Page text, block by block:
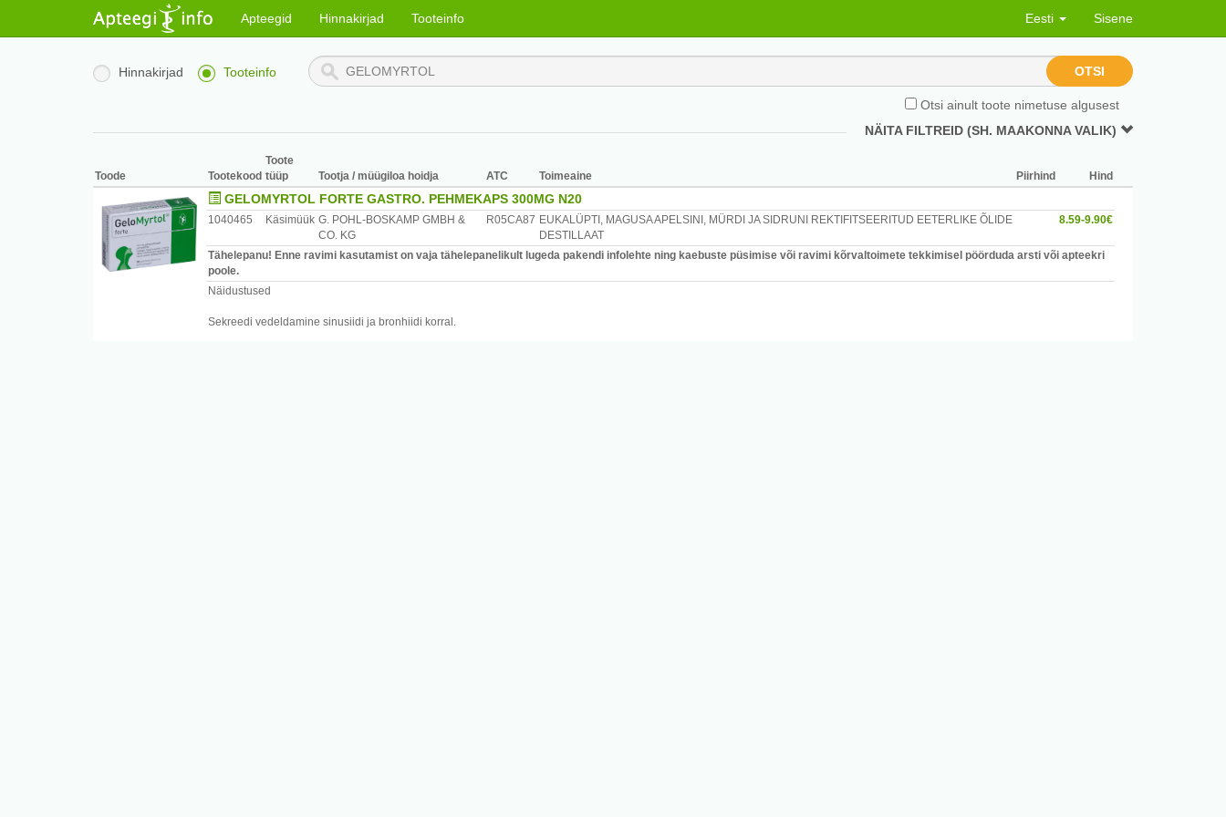
Apteegid Hinnakirjad Tooteinfo Eesti Sisene
Hinnakirjad Tooteinfo OTSI
Otsi ainult toote nimetuse algusest
NÄITA FILTREID (SH. MAAKONNA VALIK)
Toode Tootekood
Toote
tüüp
Tootja / müügiloa hoidja ATC Toimeaine Piirhind Hind
GELOMYRTOL FORTE GASTRO. PEHMEKAPS 300MG N20
1040465 Käsimüük G. POHL-BOSKAMP GMBH &
CO. KG
R05CA87 EUKALÜPTI, MAGUSA APELSINI, MÜRDI JA SIDRUNI REKTIFITSEERITUD EETERLIKE ÕLIDE
DESTILLAAT
8.59-9.90€
Tähelepanu! Enne ravimi kasutamist on vaja tähelepanelikult lugeda pakendi infolehte ning kaebuste püsimise või ravimi kõrvaltoimete tekkimisel pöörduda arsti või apteekri
poole.
Näidustused
Sekreedi vedeldamine sinusiidi ja bronhiidi korral.